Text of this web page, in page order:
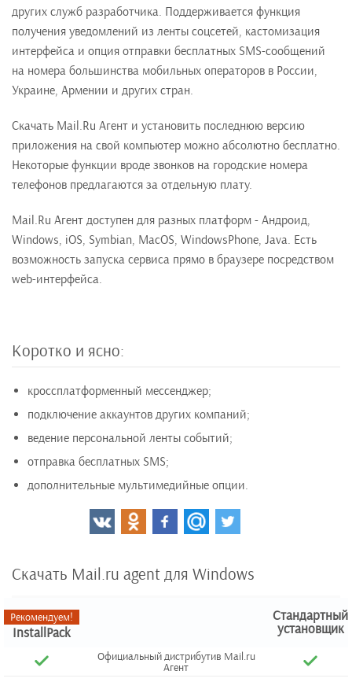
других служб разработчика. Поддерживается функция
получения уведомлений из ленты соцсетей, кастомизация
интерфейса и опция отправки бесплатных SMS-сообщений
на номера большинства мобильных операторов в России,
Украине, Армении и других стран.
Скачать Mail.Ru Агент и установить последнюю версию
приложения на свой компьютер можно абсолютно бесплатно.
Некоторые функции вроде звонков на городские номера
телефонов предлагаются за отдельную плату.
Mail.Ru Агент доступен для разных платформ - Андроид,
Windows, iOS, Symbian, MacOS, WindowsPhone, Java. Есть
возможность запуска сервиса прямо в браузере посредством
web-интерфейса.
Коротко и ясно:
кроссплатформенный мессенджер;
подключение аккаунтов других компаний;
ведение персональной ленты событий;
отправка бесплатных SMS;
дополнительные мультимедийные опции.
Скачать Mail.ru agent для Windows
Рекомендуем!
InstallPack
Стандартный
установщик
Официальный дистрибутив Mail.ru
Агент